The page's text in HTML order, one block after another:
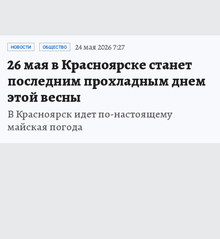
НОВОСТИ ОБЩЕСТВО 24 мая 2026 7:27
26 мая в Красноярске станет
последним прохладным днем
этой весны
В Красноярск идет по-настоящему
майская погода